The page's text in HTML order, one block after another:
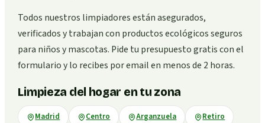
Todos nuestros limpiadores están asegurados,
verificados y trabajan con productos ecológicos seguros
para niños y mascotas. Pide tu presupuesto gratis con el
formulario y lo recibes por email en menos de 2 horas.
Limpieza del hogar en tu zona
Madrid Centro Arganzuela Retiro